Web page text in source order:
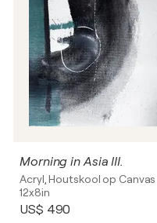
Morning in Asia III.
Acryl, Houtskool op Canvas
12x8in
US$ 490